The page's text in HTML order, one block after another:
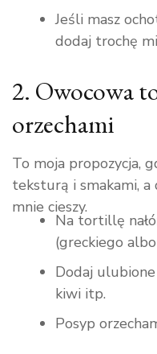
Jeśli masz
dodaj trochę
2. Owocowa
orzechami
To moja propozycja,
teksturą i smakami,
mnie cieszy.
Na tortillę
(greckiego
Dodaj
kiwi itp.
Posyp